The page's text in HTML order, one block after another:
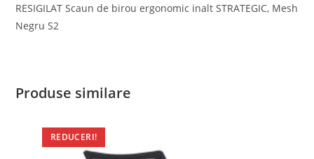
RESIGILAT Scaun de birou ergonomic inalt STRATEGIC, Mesh
Negru S2
Produse similare
REDUCERI!